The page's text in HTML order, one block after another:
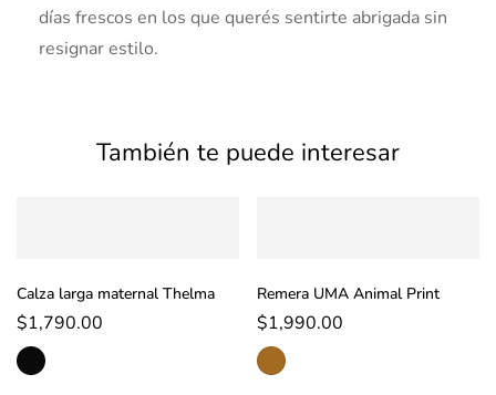
días frescos en los que querés sentirte abrigada sin
resignar estilo.
También te puede interesar
Calza larga maternal Thelma
$1,790.00
Remera UMA Animal Print
$1,990.00